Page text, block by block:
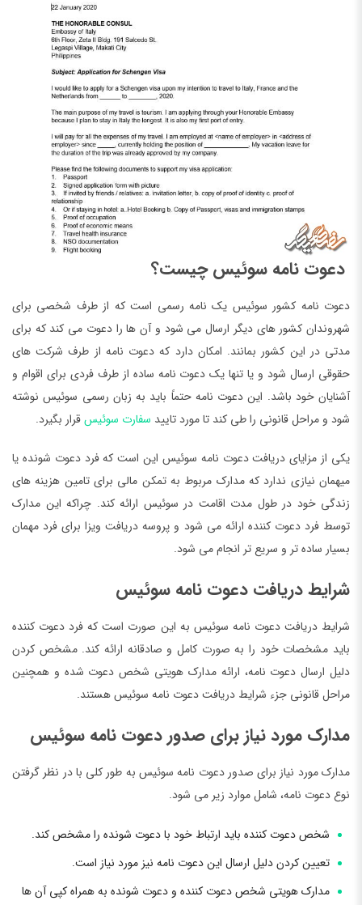
دعوت نامه سوئیس چیست؟
دعوت نامه کشور سوئیس یک نامه رسمی است که از طرف شخصی برای
شهروندان کشور های دیگر ارسال می ‌شود و آن ها را دعوت می‌ کند که برای
مدتی در این کشور بمانند. امکان دارد که دعوت نامه از طرف شرکت های
حقوقی ارسال شود و یا تنها یک دعوت نامه ساده از طرف فردی برای اقوام و
آشنایان خود باشد. این دعوت نامه حتماً باید به زبان رسمی سوئیس نوشته
شود و مراحل قانونی را طی کند تا مورد تایید سفارت سوئیسقرار بگیرد.
یکی از مزایای دریافت دعوت نامه سوئیس این است که فرد دعوت شونده یا
میهمان نیازی ندارد که مدارک مربوط به تمکن مالی برای تامین هزینه های
زندگی خود در طول مدت اقامت در سوئیس ارائه کند. چراکه این مدارک
توسط فرد دعوت کننده ارائه می شود و پروسه دریافت ویزا برای فرد مهمان
بسیار ساده تر و سریع تر انجام می شود.
شرایط دریافت دعوت نامه سوئیس
شرایط دریافت دعوت نامه سوئیس به این صورت است که فرد دعوت کننده
باید مشخصات خود را به صورت کامل و صادقانه ارائه کند. مشخص کردن
دلیل ارسال دعوت نامه، ارائه مدارک هویتی شخص دعوت شده و همچنین
مراحل قانونی جزء شرایط دریافت دعوت نامه سوئیس هستند.
مدارک مورد نیاز برای صدور دعوت نامه سوئیس
مدارک مورد نیاز برای صدور دعوت نامه سوئیس به طور کلی با در نظر گرفتن
نوع دعوت نامه، شامل موارد زیر می ‌شود.
شخص دعوت کننده باید ارتباط خود با دعوت شونده را مشخص کند.
تعیین کردن دلیل ارسال این دعوت نامه نیز مورد نیاز است.
مدارک هویتی شخص دعوت کننده و دعوت شونده به همراه کپی آن ها